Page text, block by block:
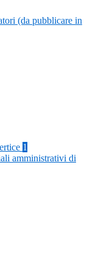
(da pubblicare in
1
amministrativi di